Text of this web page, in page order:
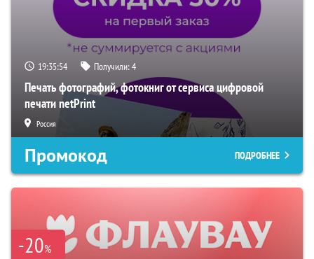
19:35:53 Получили:4
Печать фотографий, фотокниг от сервиса цифровой
печати netPrint
Россия
Промокод ПОДРОБНЕЕ
-20%